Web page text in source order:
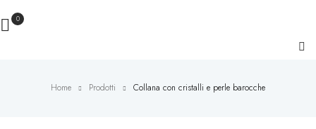
0
Home Prodotti Collana con cristalli e perle barocche